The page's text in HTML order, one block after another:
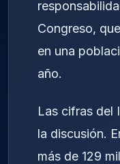
Congreso,
en una
año.
Las cifras del
la discusión.
más de 129